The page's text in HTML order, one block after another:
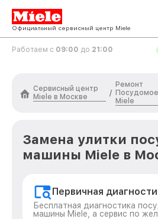
Официальный сервисный центр Miele
Работаем с 09:00 до 21:00
Сервисный центр
Miele в Москве
/
Ремонт
Miele
Замена улитки
машины Miele в
Первичная
Бесплатная диагностика
машины Miele, а сервис по